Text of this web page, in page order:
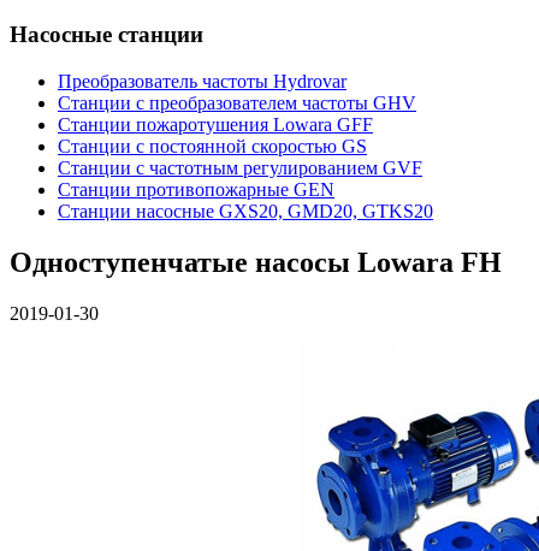
Насосные станции
Преобразователь частоты Hydrovar
Станции с преобразователем частоты GHV
Станции пожаротушения Lowara GFF
Станции с постоянной скоростью GS
Станции с частотным регулированием GVF
Станции противопожарные GEN
Станции насосные GXS20, GMD20, GTKS20
Одноступенчатые насосы Lowara FH
2019-01-30